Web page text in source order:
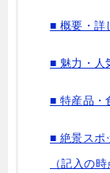
■ 概要・詳
■ 魅力・人
■ 特産品・
■ 絶景スポ
（記入の時